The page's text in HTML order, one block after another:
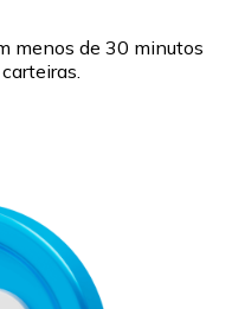
menos de 30 minutos